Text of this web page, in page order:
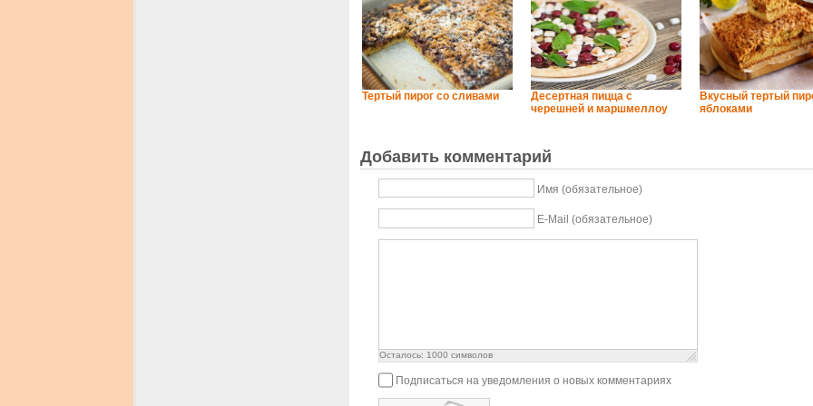
Тертый пирог со сливами
Десертная пицца с
черешней и маршмеллоу
Вкусный тертый
яблоками
Добавить комментарий
Имя (обязательное)
E-Mail (обязательное)
Осталось: 1000 символов
Подписаться на уведомления о новых комментариях